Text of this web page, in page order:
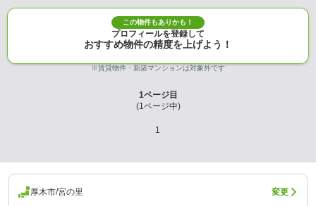
この物件もありかも！
プロフィールを登録して
おすすめ物件の精度を上げよう！
※賃貸物件・新築マンションは対象外です
1ページ目
(1ページ中)
1
厚木市/宮の里 変更